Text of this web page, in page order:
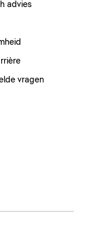
advies
vragen